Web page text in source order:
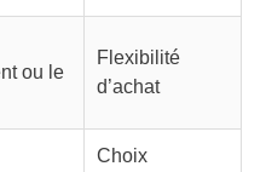
ou le
Flexibilité
d’achat
Choix